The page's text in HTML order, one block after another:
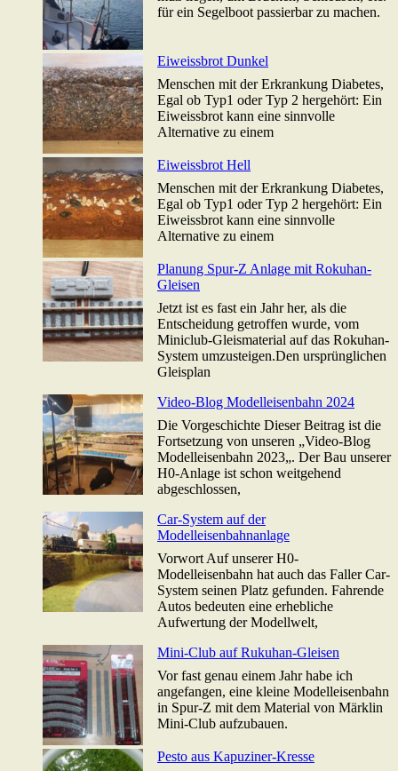
für ein Segelboot passierbar zu machen.
Eiweissbrot Dunkel
Menschen mit der Erkrankung Diabetes,
Egal ob Typ1 oder Typ 2 hergehört: Ein
Eiweissbrot kann eine sinnvolle
Alternative zu einem
Eiweissbrot Hell
Menschen mit der Erkrankung Diabetes,
Egal ob Typ1 oder Typ 2 hergehört: Ein
Eiweissbrot kann eine sinnvolle
Alternative zu einem
Planung Spur-Z Anlage mit Rokuhan-
Gleisen
Jetzt ist es fast ein Jahr her, als die
Entscheidung getroffen wurde, vom
Miniclub-Gleismaterial auf das Rokuhan-
System umzusteigen.Den ursprünglichen
Gleisplan
Video-Blog Modelleisenbahn 2024
Die Vorgeschichte Dieser Beitrag ist die
Fortsetzung von unseren „Video-Blog
Modelleisenbahn 2023„. Der Bau unserer
H0-Anlage ist schon weitgehend
abgeschlossen,
Car-System auf der
Modelleisenbahnanlage
Vorwort Auf unserer H0-
Modelleisenbahn hat auch das Faller Car-
System seinen Platz gefunden. Fahrende
Autos bedeuten eine erhebliche
Aufwertung der Modellwelt,
Mini-Club auf Rukuhan-Gleisen
Vor fast genau einem Jahr habe ich
angefangen, eine kleine Modelleisenbahn
in Spur-Z mit dem Material von Märklin
Mini-Club aufzubauen.
Pesto aus Kapuziner-Kresse